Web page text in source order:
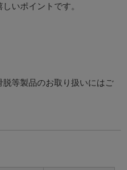
いポイントです。
等製品のお取り扱いにはご